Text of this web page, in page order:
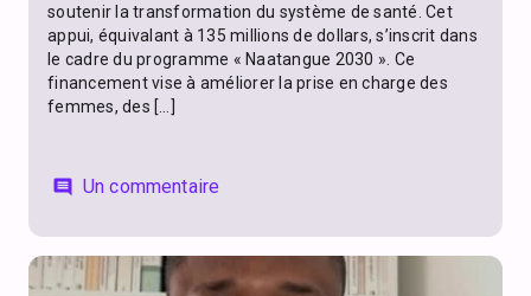
soutenir la transformation du système de santé. Cet
appui, équivalant à 135 millions de dollars, s’inscrit dans
le cadre du programme « Naatangue 2030 ». Ce
financement vise à améliorer la prise en charge des
femmes, des […]
comment Un commentaire